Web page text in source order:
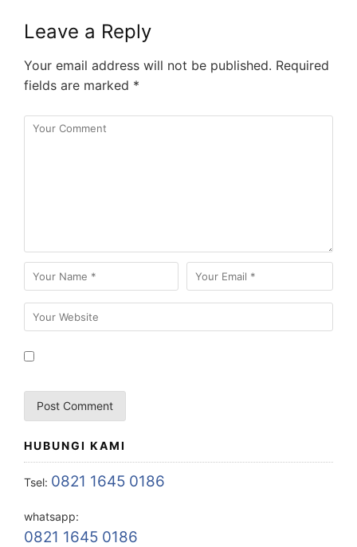
Leave a Reply
Your email address will not be published. Required
fields are marked *
HUBUNGI KAMI
Tsel: 0821 1645 0186
whatsapp:
0821 1645 0186